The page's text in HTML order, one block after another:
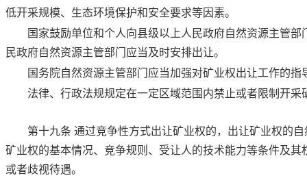
低开采规模、生态环境保护和安全要求等因素。
国家鼓励单位和个人向县级以上人民政府自然资源主管
民政府自然资源主管部门应当及时安排出让。
国务院自然资源主管部门应当加强对矿业权出让工作的指
法律、行政法规规定在一定区域范围内禁止或者限制开
第十九条 通过竞争性方式出让矿业权的，出让矿业权的
矿业权的基本情况、竞争规则、受让人的技术能力等条件及
或者歧视待遇。